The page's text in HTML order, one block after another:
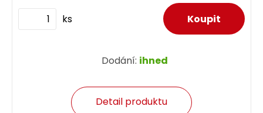
ks
Dodání: ihned
Detail produktu